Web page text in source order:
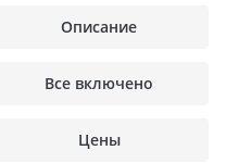
Описание
Все включено
Цены